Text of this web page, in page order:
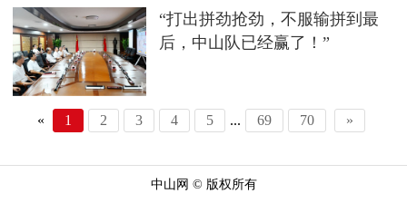
“打出拼劲抢劲，不服输拼到最
后，中山队已经赢了！”
« 1 2 3 4 5 ... 69 70 »
中山网 © 版权所有